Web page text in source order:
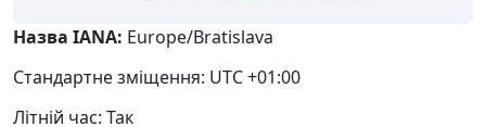
Назва IANA: Europe/Bratislava
Стандартне зміщення: UTC +01:00
Літній час: Так